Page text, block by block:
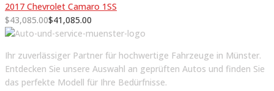
2017 Chevrolet Camaro 1SS
$43,085.00$41,085.00
Ihr zuverlässiger Partner für hochwertige Fahrzeuge in Münster.
Entdecken Sie unsere Auswahl an geprüften Autos und finden Sie
das perfekte Modell für Ihre Bedürfnisse.